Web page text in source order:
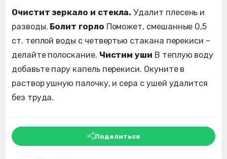
Очистит зеркало и стекла. Удалит плесень и
разводы. Болит горло Поможет, смешанные 0,5
ст. теплой воды с четвертью стакана перекиси –
делайте полоскание. Чистим уши В теплую воду
добавьте пару капель перекиси. Окуните в
раствор ушную палочку, и сера с ушей удалится
без труда.
Поделиться